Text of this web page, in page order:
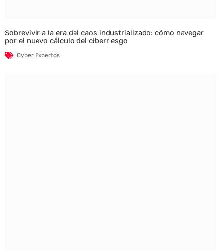
Sobrevivir a la era del caos industrializado: cómo navegar
por el nuevo cálculo del ciberriesgo
Cyber Expertos